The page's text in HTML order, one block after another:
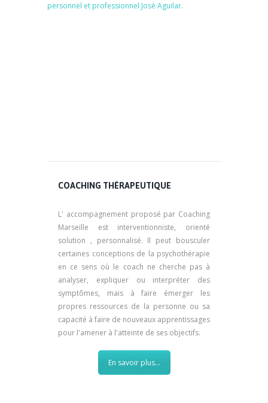
personnel et professionnel José Aguilar.
COACHING THÉRAPEUTIQUE
L' accompagnement proposé par Coaching
Marseille est interventionniste, orienté
solution , personnalisé. Il peut bousculer
certaines conceptions de la psychothérapie
en ce sens où le coach ne cherche pas à
analyser, expliquer ou interpréter des
symptômes, mais à faire émerger les
propres ressources de la personne ou sa
capacité à faire de nouveaux apprentissages
pour l'amener à l'atteinte de ses objectifs.
En savoir plus...